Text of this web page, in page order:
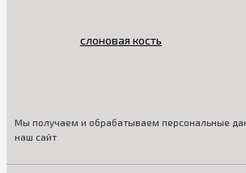
Мы получаем и обрабатываем персональные
наш сайт